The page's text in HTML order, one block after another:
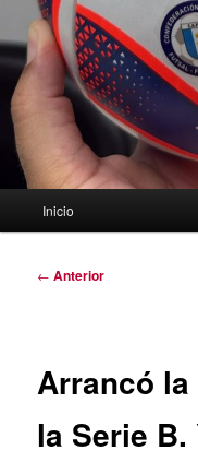
Inicio
Navegación
← Anterior
Arrancó
la Serie B.